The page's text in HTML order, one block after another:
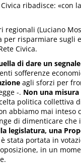
ribadisce: «con
(Luciano
per risparmiare
Civica.
di dare un segnale
sofferenze
agli sforzi per
-. Non una
politica collettiva
abbiamo mai inteso
di dimenticare che
legislatura, una
stata portata in
in un